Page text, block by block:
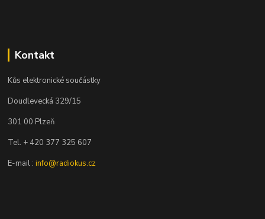
Kontakt
Kůs elektronické součástky
Doudlevecká 329/15
301 00 Plzeň
Tel. + 420 377 325 607
E-mail :info@radiokus.cz